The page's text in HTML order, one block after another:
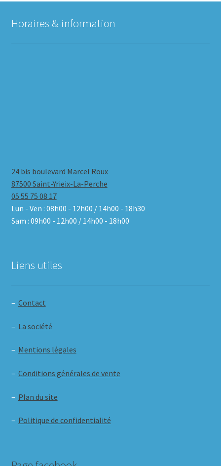
Horaires & information
24 bis boulevard Marcel Roux
87500 Saint-Yrieix-La-Perche
05 55 75 08 17
Lun - Ven : 08h00 - 12h00 / 14h00 - 18h30
Sam : 09h00 - 12h00 / 14h00 - 18h00
Liens utiles
– Contact
– La société
– Mentions légales
– Conditions générales de vente
– Plan du site
– Politique de confidentialité